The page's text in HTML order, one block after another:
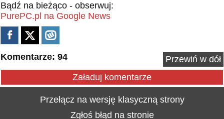
Bądź na bieżąco - obserwuj:
PurePC.pl na Google News
Komentarze: 94
Przewiń w dół
Załaduj komentarze
Przełącz na wersję klasyczną strony
Zgłoś błąd na stronie